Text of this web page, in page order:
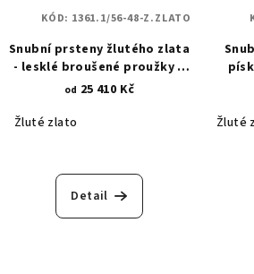
Snubní prsteny žlutého zlata
- lesklé broušené proužky a
diamantové hroty 1361.1
od 25 410 Kč
Žluté zlato
Detail
KÓD: 1361.1/56-48-Z.ZLATO
Žluté